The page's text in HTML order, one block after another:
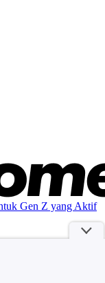
Gen Z yang Aktif